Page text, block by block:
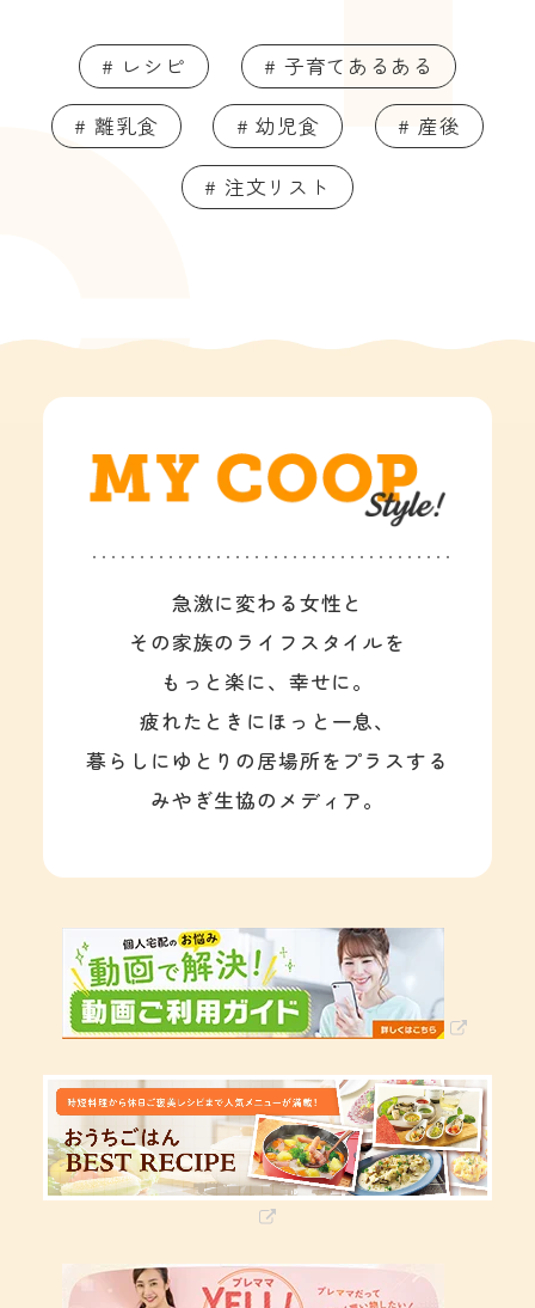
# レシピ # 子育てあるある
# 離乳食 # 幼児食 # 産後
# 注文リスト
急激に変わる女性と
その家族のライフスタイルを
もっと楽に、幸せに。
疲れたときにほっと一息、
暮らしにゆとりの居場所をプラスする
みやぎ生協のメディア。